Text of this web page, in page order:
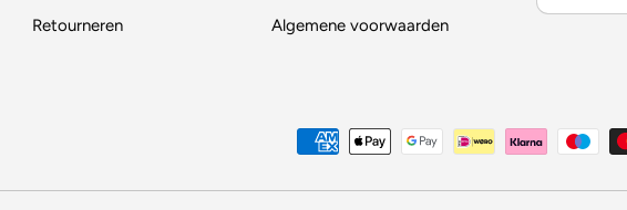
Retourneren Algemene voorwaarden
Geaccepteerde betaalmethoden